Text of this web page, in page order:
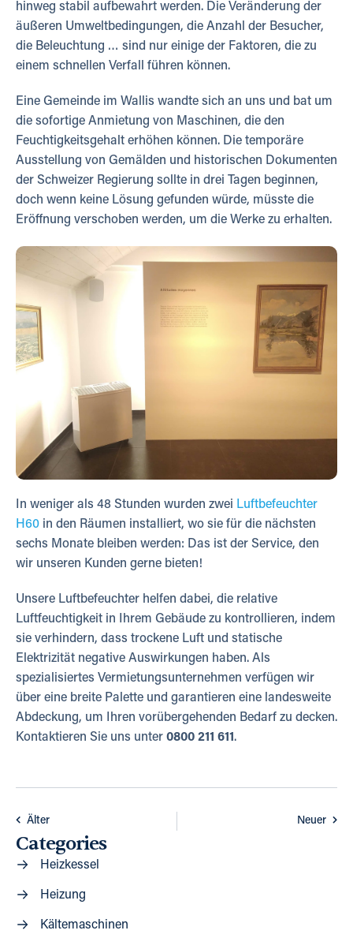
hinweg stabil aufbewahrt werden. Die Veränderung der
äußeren Umweltbedingungen, die Anzahl der Besucher,
die Beleuchtung … sind nur einige der Faktoren, die zu
einem schnellen Verfall führen können.
Eine Gemeinde im Wallis wandte sich an uns und bat um
die sofortige Anmietung von Maschinen, die den
Feuchtigkeitsgehalt erhöhen können. Die temporäre
Ausstellung von Gemälden und historischen Dokumenten
der Schweizer Regierung sollte in drei Tagen beginnen,
doch wenn keine Lösung gefunden würde, müsste die
Eröffnung verschoben werden, um die Werke zu erhalten.
In weniger als 48 Stunden wurden zwei Luftbefeuchter
H60 in den Räumen installiert, wo sie für die nächsten
sechs Monate bleiben werden: Das ist der Service, den
wir unseren Kunden gerne bieten!
Unsere Luftbefeuchter helfen dabei, die relative
Luftfeuchtigkeit in Ihrem Gebäude zu kontrollieren, indem
sie verhindern, dass trockene Luft und statische
Elektrizität negative Auswirkungen haben. Als
spezialisiertes Vermietungsunternehmen verfügen wir
über eine breite Palette und garantieren eine landesweite
Abdeckung, um Ihren vorübergehenden Bedarf zu decken.
Kontaktieren Sie uns unter 0800 211 611.
Älter Neuer
Categories
Heizkessel
Heizung
Kältemaschinen